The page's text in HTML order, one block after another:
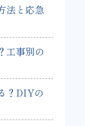
法と応急
工事別の
？DIYの